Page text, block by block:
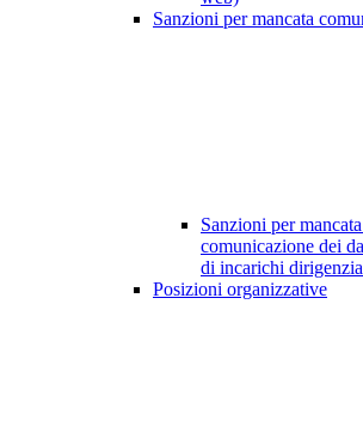
Sanzioni per mancata
Sanzioni per
comunicazione dei
di incarichi
Posizioni organizzative